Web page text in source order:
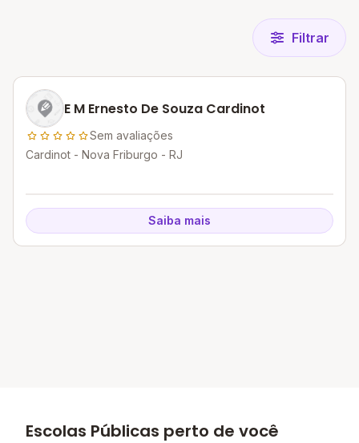
Filtrar
E M Ernesto De Souza Cardinot
Sem avaliações
Cardinot - Nova Friburgo - RJ
Saiba mais
Escolas Públicas perto de você